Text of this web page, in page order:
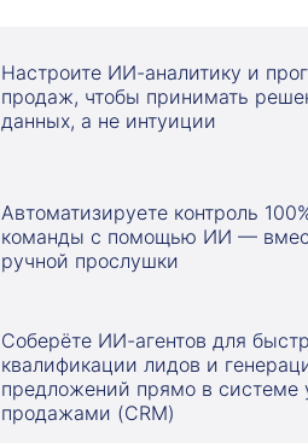
Настроите ИИ-аналитику и
продаж, чтобы принимать
данных, а не интуиции
Автоматизируете контроль
команды с помощью ИИ —
ручной прослушки
Соберёте ИИ-агентов для
квалификации лидов и
предложений прямо в системе
продажами (CRM)